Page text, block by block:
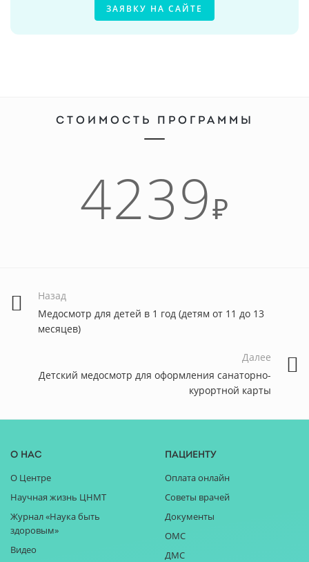
ЗАЯВКУ НА САЙТЕ
СТОИМОСТЬ ПРОГРАММЫ
4239₽
Назад
Медосмотр для детей в 1 год (детям от 11 до 13
месяцев)
Далее
Детский медосмотр для оформления санаторно-
курортной карты
О нас
О Центре
Научная жизнь ЦНМТ
Журнал «Наука быть
здоровым»
Видео
Пациенту
Оплата онлайн
Советы врачей
Документы
ОМС
ДМС